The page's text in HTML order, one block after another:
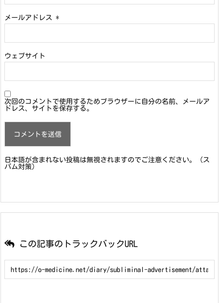
メールアドレス *
ウェブサイト
次回のコメントで使用するためブラウザーに自分の名前、メールア
ドレス、サイトを保存する。
日本語が含まれない投稿は無視されますのでご注意ください。（ス
パム対策）
この記事のトラックバックURL